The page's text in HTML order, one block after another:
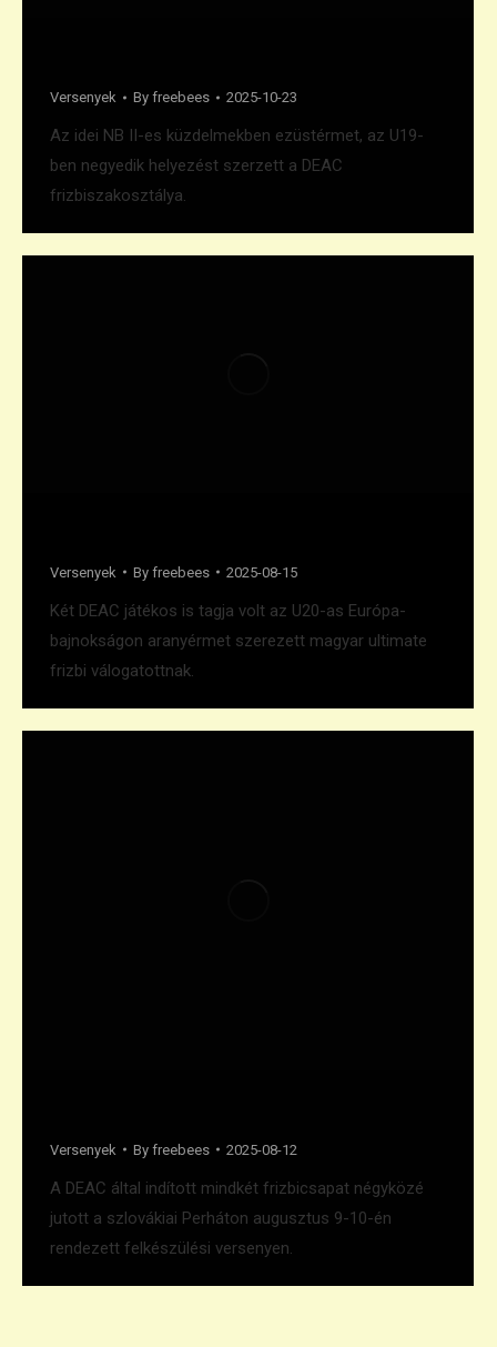
Versenyek By freebees 2025-10-23
Az idei NB II-es küzdelmekben ezüstérmet, az U19-
ben negyedik helyezést szerzett a DEAC
frizbiszakosztálya.
Versenyek By freebees 2025-08-15
Két DEAC játékos is tagja volt az U20-as Európa-
bajnokságon aranyérmet szerezett magyar ultimate
frizbi válogatottnak.
Versenyek By freebees 2025-08-12
A DEAC által indított mindkét frizbicsapat négyközé
jutott a szlovákiai Perháton augusztus 9-10-én
rendezett felkészülési versenyen.